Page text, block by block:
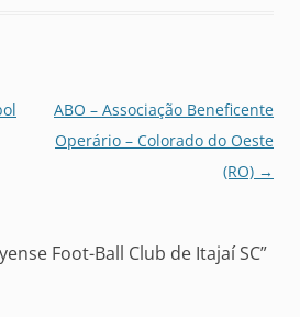
ABO – Associação Beneficente
Operário – Colorado do Oeste
(RO) →
Foot-Ball Club de Itajaí SC”